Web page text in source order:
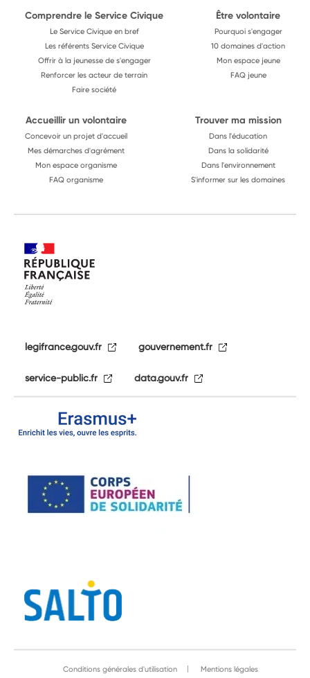
Comprendre le Service Civique
Le Service Civique en bref
Les référents Service Civique
Offrir à la jeunesse de s'engager
Renforcer les acteur de terrain
Faire société
Être volontaire
Pourquoi s'engager
10 domaines d'action
Mon espace jeune
FAQ jeune
Accueillir un volontaire
Concevoir un projet d'accueil
Mes démarches d'agrément
Mon espace organisme
FAQ organisme
Trouver ma mission
Dans l'éducation
Dans la solidarité
Dans l'environnement
S'informer sur les domaines
legifrance.gouv.fr gouvernement.fr
service-public.fr data.gouv.fr
Conditions générales d'utilisation Mentions légales